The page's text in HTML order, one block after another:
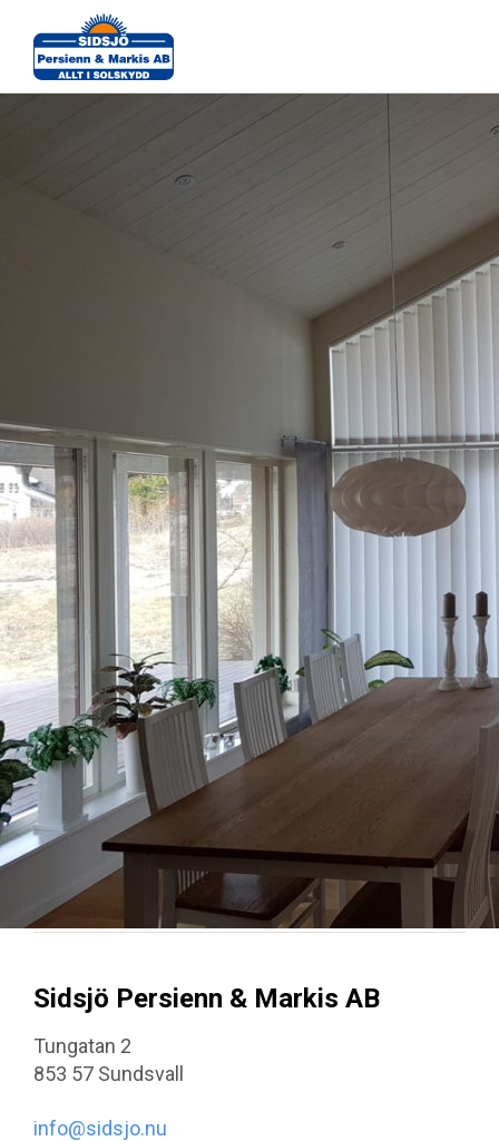
Lamellgardin-Kund-Mård
Sidsjö Persienn & Markis AB
Tungatan 2
853 57 Sundsvall
info@sidsjo.nu